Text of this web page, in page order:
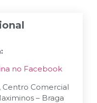
no Facebook
Centro Comercial
– Braga